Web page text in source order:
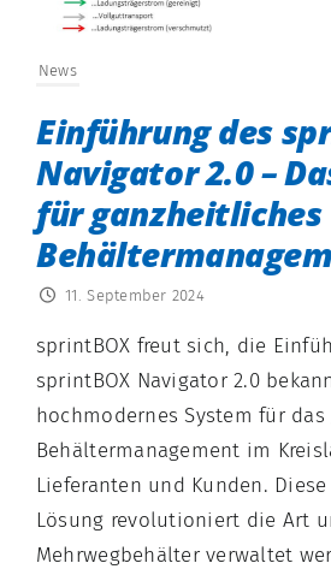
News
Einführung des
Navigator 2.0 –
für ganzheitliches
11. September 2024
sprintBOX freut sich, die
sprintBOX Navigator 2.0
hochmodernes System für
Behältermanagement im
Lieferanten und Kunden.
Lösung revolutioniert die Art
Mehrwegbehälter verwaltet